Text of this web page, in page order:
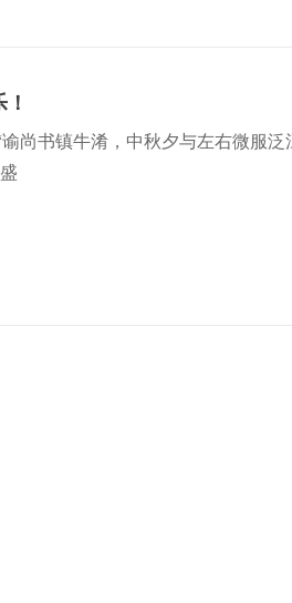
尚书镇牛淆，中秋夕与左右微服